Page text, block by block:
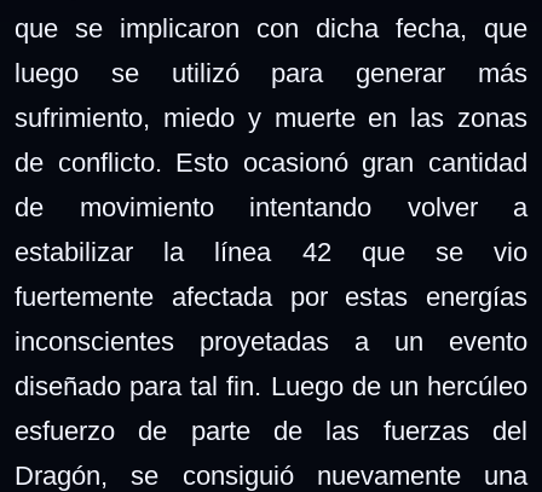
que se implicaron con dicha fecha, que
luego se utilizó para generar más
sufrimiento, miedo y muerte en las zonas
de conflicto. Esto ocasionó gran cantidad
de movimiento intentando volver a
estabilizar la línea 42 que se vio
fuertemente afectada por estas energías
inconscientes proyetadas a un evento
diseñado para tal fin. Luego de un hercúleo
esfuerzo de parte de las fuerzas del
Dragón, se consiguió nuevamente una